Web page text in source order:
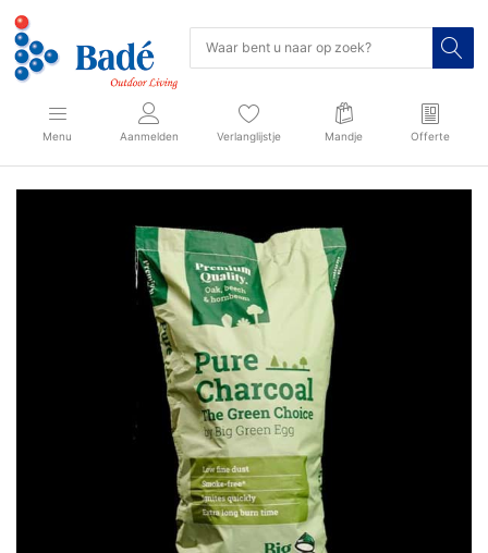
Menu Aanmelden Verlanglijstje Mandje Offerte